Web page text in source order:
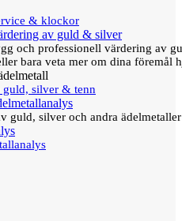
& klockor
av guld & silver
och professionell värdering av
bara veta mer om dina föremål
guld, silver & tenn
guld, silver och andra